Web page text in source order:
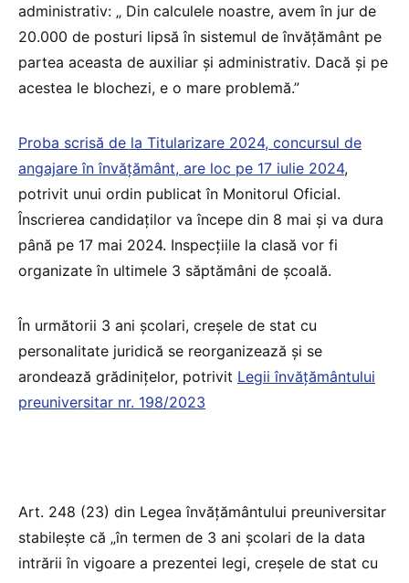
administrativ: „ Din calculele noastre, avem în jur de
20.000 de posturi lipsă în sistemul de învățământ pe
partea aceasta de auxiliar și administrativ. Dacă și pe
acestea le blochezi, e o mare problemă.”
Proba scrisă de la Titularizare 2024, concursul de
angajare în învățământ, are loc pe 17 iulie 2024,
potrivit unui ordin publicat în Monitorul Oficial.
Înscrierea candidaților va începe din 8 mai și va dura
până pe 17 mai 2024. Inspecțiile la clasă vor fi
organizate în ultimele 3 săptămâni de școală.
În următorii 3 ani școlari, creșele de stat cu
personalitate juridică se reorganizează și se
arondează grădinițelor, potrivit Legii învățământului
preuniversitar nr. 198/2023
Art. 248 (23) din Legea învățământului preuniversitar
stabilește că „în termen de 3 ani școlari de la data
intrării în vigoare a prezentei legi, creșele de stat cu